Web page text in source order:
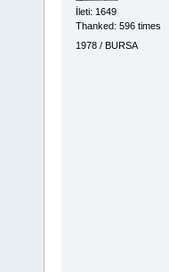
İleti: 1649
Thanked: 596 times
1978 / BURSA